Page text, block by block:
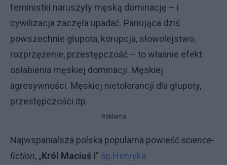
feministki naruszyły męską dominację – i
cywilizacja zaczęła upadać. Panująca dziś
powszechnie głupota, korupcja, słowolejstwo,
rozprzężenie, przestępczość – to właśnie efekt
osłabienia męskiej dominacji. Męskiej
agresywności. Męskiej nietolerancji dla głupoty,
przestępczości itp.
Reklama
Najwspanialsza polska popularna powieśćscience-
fiction, „Król Maciuś I” śp.Henryka